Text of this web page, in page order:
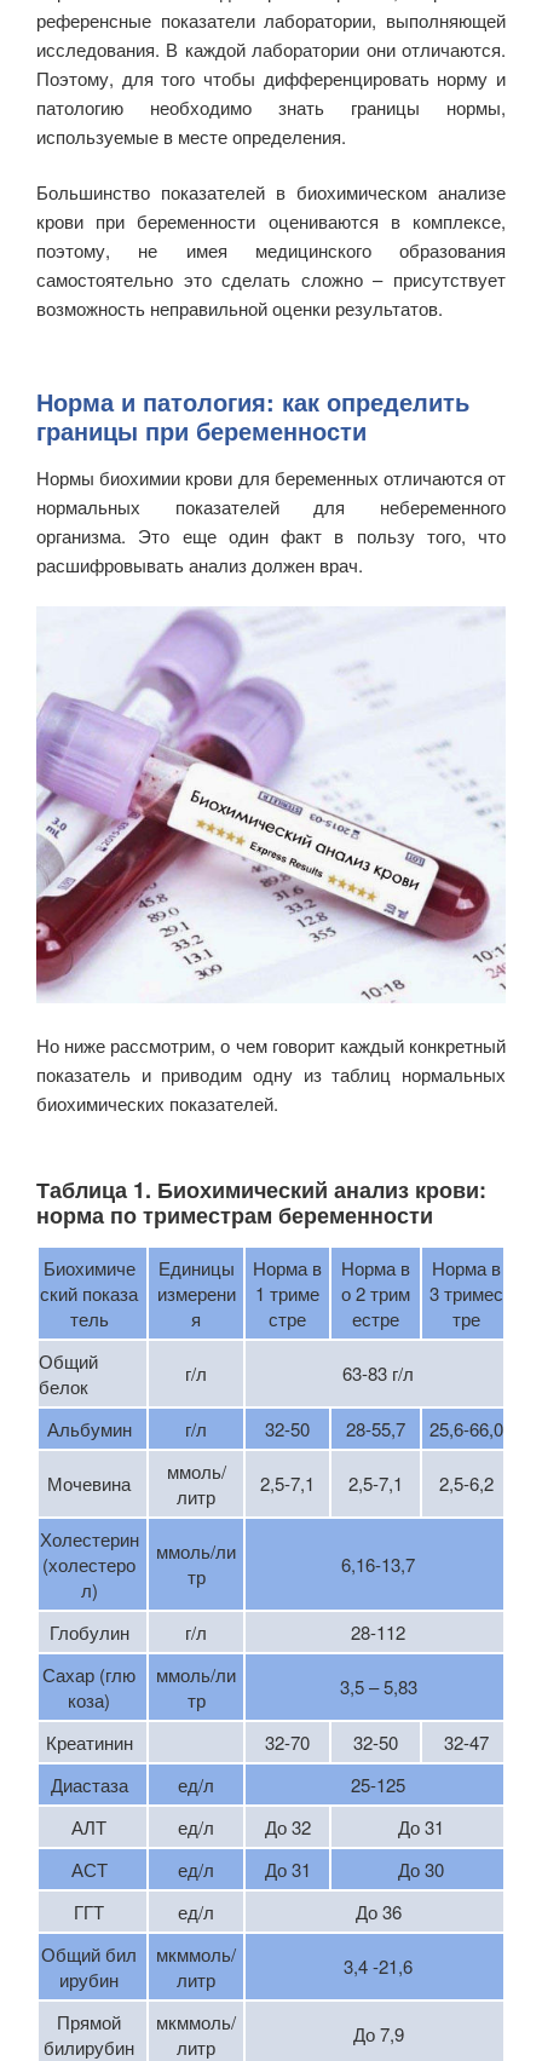
референсные показатели лаборатории, выполняющей
исследования. В каждой лаборатории они отличаются.
Поэтому, для того чтобы дифференцировать норму и
патологию необходимо знать границы нормы,
используемые в месте определения.
Большинство показателей в биохимическом анализе
крови при беременности оцениваются в комплексе,
поэтому, не имея медицинского образования
самостоятельно это сделать сложно – присутствует
возможность неправильной оценки результатов.
Норма и патология: как определить
границы при беременности
Нормы биохимии крови для беременных отличаются от
нормальных показателей для небеременного
организма. Это еще один факт в пользу того, что
расшифровывать анализ должен врач.
Но ниже рассмотрим, о чем говорит каждый конкретный
показатель и приводим одну из таблиц нормальных
биохимических показателей.
Таблица 1. Биохимический анализ крови:
норма по триместрам беременности
Биохимиче
ский показа
тель
Единицы
измерени
я
Норма в
1 триме
стре
Норма в
о 2 трим
естре
Норма в
3 тримес
тре
Общий
белок
г/л 63-83 г/л
Альбумин г/л 32-50 28-55,7 25,6-66,0
Мочевина
ммоль/
литр
2,5-7,1 2,5-7,1 2,5-6,2
Холестерин
(холестеро
л)
ммоль/ли
тр
6,16-13,7
Глобулин г/л
28-112
Сахар (глю
коза)
ммоль/ли
тр
3,5 – 5,83
Креатинин 32-70 32-50
32-47
Диастаза
ед/л
25-125
АЛТ
ед/л До 32
До 31
АСТ
ед/л До 31
До 30
ГГТ
ед/л
До 36
Общий бил
ирубин
мкммоль/
литр
3,4 -21,6
Прямой
билирубин
мкммоль/
литр
До 7,9